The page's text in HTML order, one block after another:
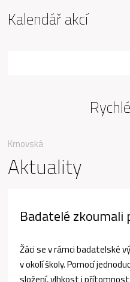
Krnovská
Aktuality
Badatelé zkoumali
Žáci se v rámci badatelské
v okolí školy. Pomocí
Kalendář akcí